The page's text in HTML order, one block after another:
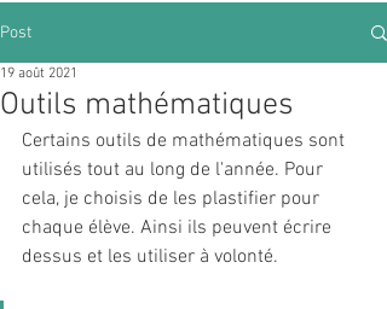
Post
Outils mathématiques
19 août 2021
Certains outils de mathématiques sont
utilisés tout au long de l'année. Pour
cela, je choisis de les plastifier pour
chaque élève. Ainsi ils peuvent écrire
dessus et les utiliser à volonté.